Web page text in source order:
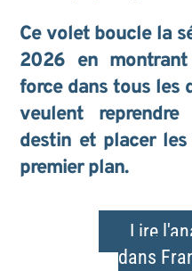
Ce volet boucle la
2026 en
force dans tous les
veulent
destin et placer
premier plan.
Lire
dans